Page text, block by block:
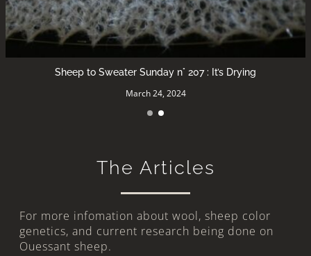
Sheep to Sweater Sunday n° 207 : It’s Drying
March 24, 2024
The Articles
For more infomation about wool, sheep color
genetics, and current research being done on
Ouessant sheep.